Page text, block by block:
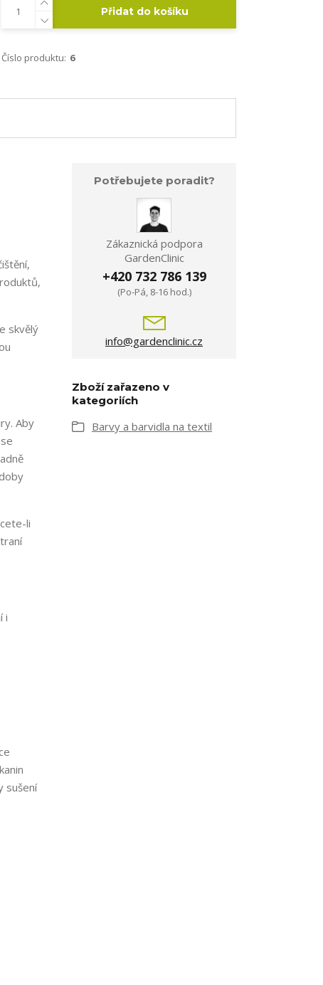
Přidat do košíku
Číslo produktu: 6
skvělý
Aby
li
i
sušení
Potřebujete poradit?
Zákaznická podpora
GardenClinic
+420 732 786 139
(Po-Pá, 8-16 hod.)
info@gardenclinic.cz
Zboží zařazeno v
kategoriích
Barvy a barvidla na textil